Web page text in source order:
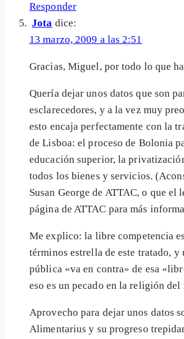
Responder
Jota dice:
13 marzo, 2009 a las 2:51
Gracias, Miguel, por todo lo que
Quería dejar unos datos que son
esclarecedores, y a la vez muy
esto encaja perfectamente con la
de Lisboa: el proceso de Bolonia
educación superior, la
todos los bienes y servicios.
Susan George de ATTAC, o que el
página de ATTAC para más
Me explico: la libre competencia
términos estrella de este tratado, y
pública «va en contra» de esa
eso es un pecado en la religión
Aprovecho para dejar unos datos
Alimentarius y su progreso